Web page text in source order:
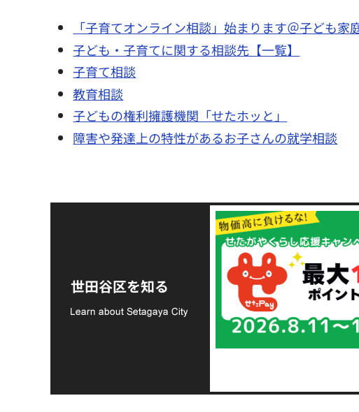
「子育てオンライン相談」始まります＠子ども家
子ども・子育てに関する相談先【一覧】
子育て相談
教育相談
子どもの権利擁護機関「せたホッと」
障害や発達上の特性があるお子さんの就学相談
世田谷区を知る
支援金の募集につい
て